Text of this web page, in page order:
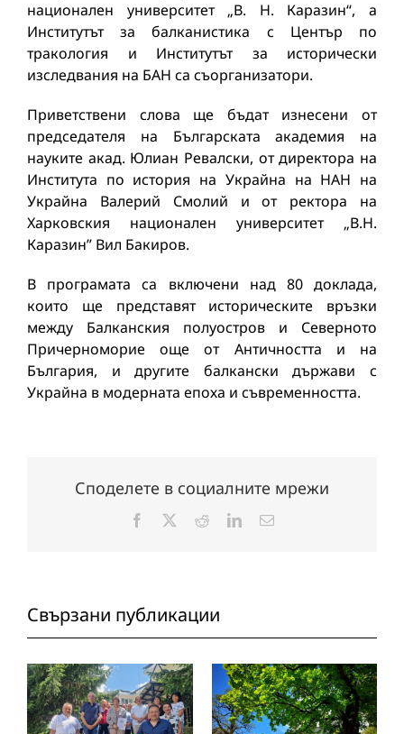
национален университет „В. Н. Каразин“, а
Институтът за балканистика с Център по
тракология и Институтът за исторически
изследвания на БАН са съорганизатори.
Приветствени слова ще бъдат изнесени от
председателя на Българската академия на
науките акад. Юлиан Ревалски, от директора на
Института по история на Украйна на НАН на
Украйна Валерий Смолий и от ректора на
Харковския национален университет „В.Н.
Каразин” Вил Бакиров.
В програмата са включени над 80 доклада,
които ще представят историческите връзки
между Балканския полуостров и Северното
Причерноморие още от Античността и на
България, и другите балкански държави с
Украйна в модерната епоха и съвременността.
Споделете в социалните мрежи
Facebook RedditLinkedInЕлектронна
Свързани публикации